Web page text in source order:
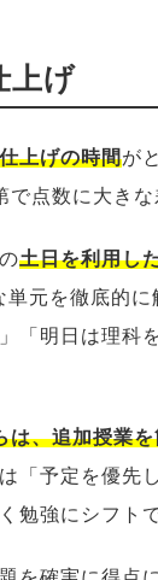
上げ
上げの時間が
点数に大きな
土日を利用し
元を徹底的
「明日は理科
は、追加授業
「予定を優先
勉強にシフト